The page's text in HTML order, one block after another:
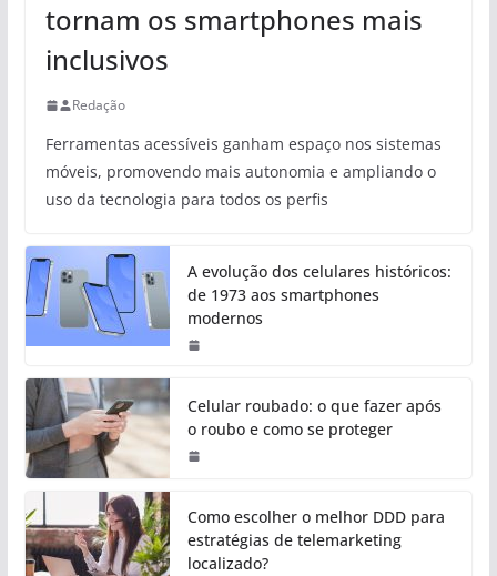
tornam os smartphones mais
inclusivos
Redação
Ferramentas acessíveis ganham espaço nos sistemas
móveis, promovendo mais autonomia e ampliando o
uso da tecnologia para todos os perfis
A evolução dos celulares históricos:
de 1973 aos smartphones
modernos
Celular roubado: o que fazer após
o roubo e como se proteger
Como escolher o melhor DDD para
estratégias de telemarketing
localizado?